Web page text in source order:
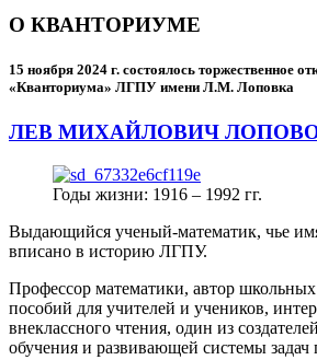
О КВАНТОРИУМЕ
15 ноября 2024 г. состоялось торжественное
«Кванториума» ЛГПУ имени Л.М. Лоповка
ЛЕВ МИХАЙЛОВИЧ
Годы жизни: 1916 – 1992 гг.
Выдающийся ученый-математик, чье
вписано в историю ЛГПУ.
Профессор математики, автор
пособий для учителей и учеников,
внеклассного чтения, один из
обучения и развивающей системы задач